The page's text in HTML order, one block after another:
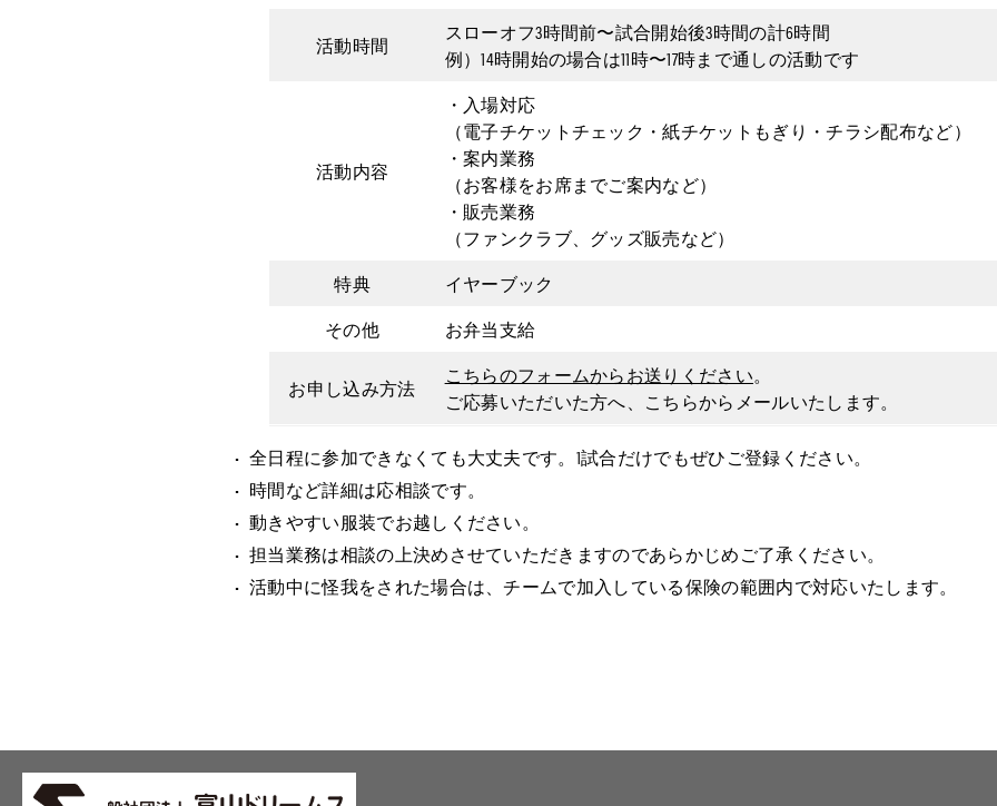
活動時間
スローオフ3時間前〜試合開始後3時間の計6時間
例）14時開始の場合は11時〜17時まで通しの活動です
活動内容
・入場対応
（電子チケットチェック・紙チケットもぎり・チラシ配布など）
・案内業務
（お客様をお席までご案内など）
・販売業務
（ファンクラブ、グッズ販売など）
特典
イヤーブック
その他
お弁当支給
お申し込み方法
こちらのフォームからお送りください。
ご応募いただいた方へ、こちらからメールいたします。
全日程に参加できなくても大丈夫です。1試合だけでもぜひご登録ください。
時間など詳細は応相談です。
動きやすい服装でお越しください。
担当業務は相談の上決めさせていただきますのであらかじめご了承ください。
活動中に怪我をされた場合は、チームで加入している保険の範囲内で対応いたします。